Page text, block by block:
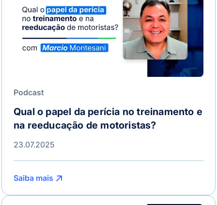
Podcast
Qual o papel da perícia no treinamento e
na reeducação de motoristas?
23.07.2025
Saiba mais